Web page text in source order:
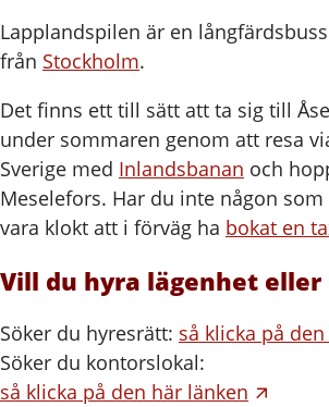
Lapplandspilen är en
från Stockholm.
Det finns ett till sätt att ta sig till
under sommaren genom att resa
Sverige med Inlandsbanan och
Meselefors. Har du inte någon
vara klokt att i förväg ha bokat en
Vill du hyra lägenhet eller
Söker du hyresrätt: så klicka på
Söker du kontorslokal:
så klicka på den här länken